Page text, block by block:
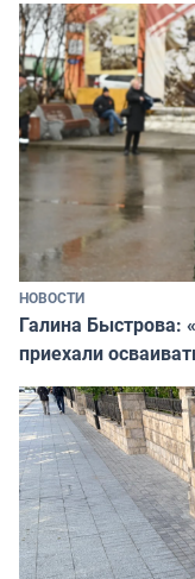
НОВОСТИ
Галина Быстрова:
приехали